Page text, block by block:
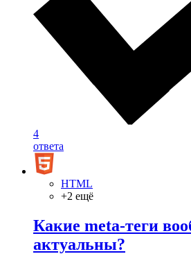
4
ответа
HTML
+2 ещё
Какие meta-теги
актуальны?